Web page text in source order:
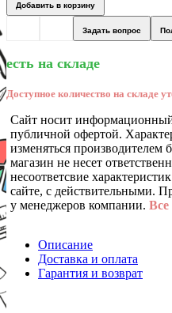
Добавить в корзину
Задать вопрос
есть на складе
Доступное количество на складе
Сайт носит информационный
публичной офертой.
изменяться производителем
магазин не несет
несоответсвие
сайте, с действительными.
у менеджеров компании.
Описание
Доставка и оплата
Гарантия и возврат